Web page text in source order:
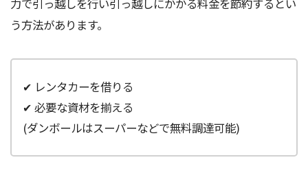
う方法があります。
✔ レンタカーを借りる
✔ 必要な資材を揃える
(ダンボールはスーパーなどで無料調達可能)